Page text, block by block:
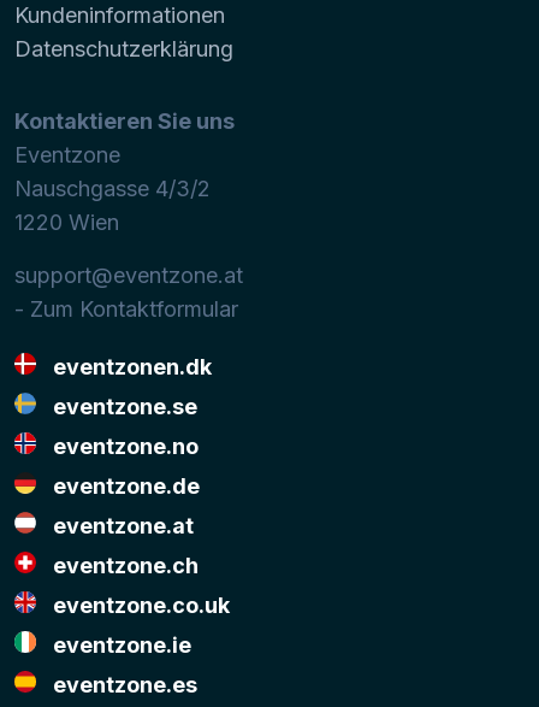
Kundeninformationen
Datenschutzerklärung
Kontaktieren Sie uns
Eventzone
Nauschgasse 4/3/2
1220 Wien
support@eventzone.at
- Zum Kontaktformular
eventzonen.dk
eventzone.se
eventzone.no
eventzone.de
eventzone.at
eventzone.ch
eventzone.co.uk
eventzone.ie
eventzone.es